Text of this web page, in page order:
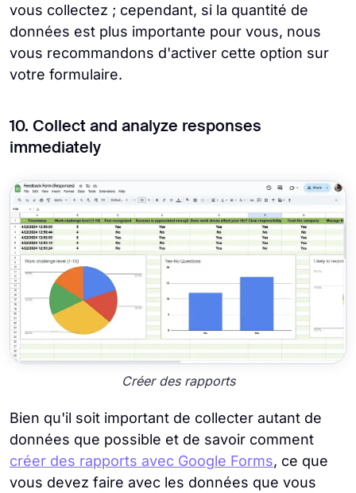
vous collectez ; cependant, si la quantité de
données est plus importante pour vous, nous
vous recommandons d'activer cette option sur
votre formulaire.
10. Collect and analyze responses
immediately
Créer des rapports
Bien qu'il soit important de collecter autant de
données que possible et de savoir comment
créer des rapports avec Google Forms, ce que
vous devez faire avec les données que vous